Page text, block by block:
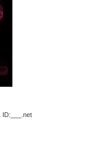
ID:___.net